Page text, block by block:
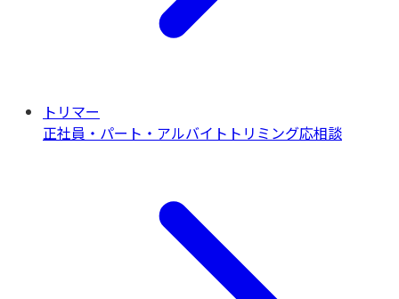
トリマー
正社員・パート・アルバイト トリミング応相談